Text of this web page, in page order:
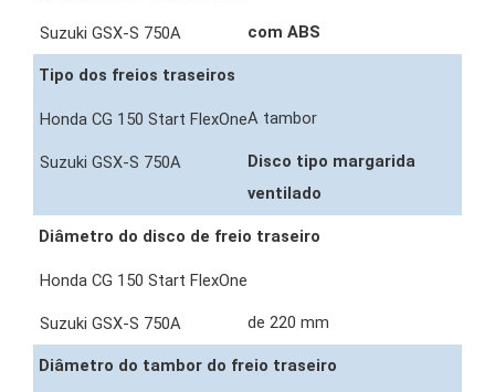
com ABS
Tipo dos freios traseiros
A tambor
Disco tipo margarida
ventilado
Diâmetro do disco de freio traseiro
de 220 mm
Diâmetro do tambor do freio traseiro